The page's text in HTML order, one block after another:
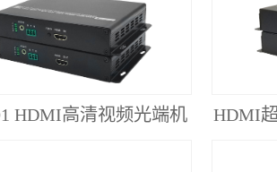
HDMI高清视频光端机 HDMI